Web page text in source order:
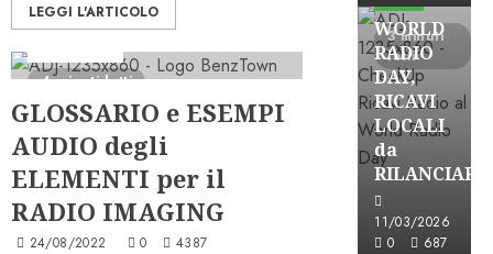
LEGGI L'ARTICOLO
4 minuti letti
GLOSSARIO e ESEMPI
AUDIO degli
ELEMENTI per il
RADIO IMAGING
24/08/2022 0 4387
3 minuti
letti
WORLD
RADIO
DAY,
RICAVI
LOCALI
da
RILANCIARE
11/03/2026
0
687
Astorri News
FREE